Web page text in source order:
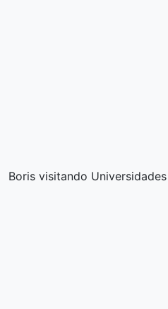
Boris visitando